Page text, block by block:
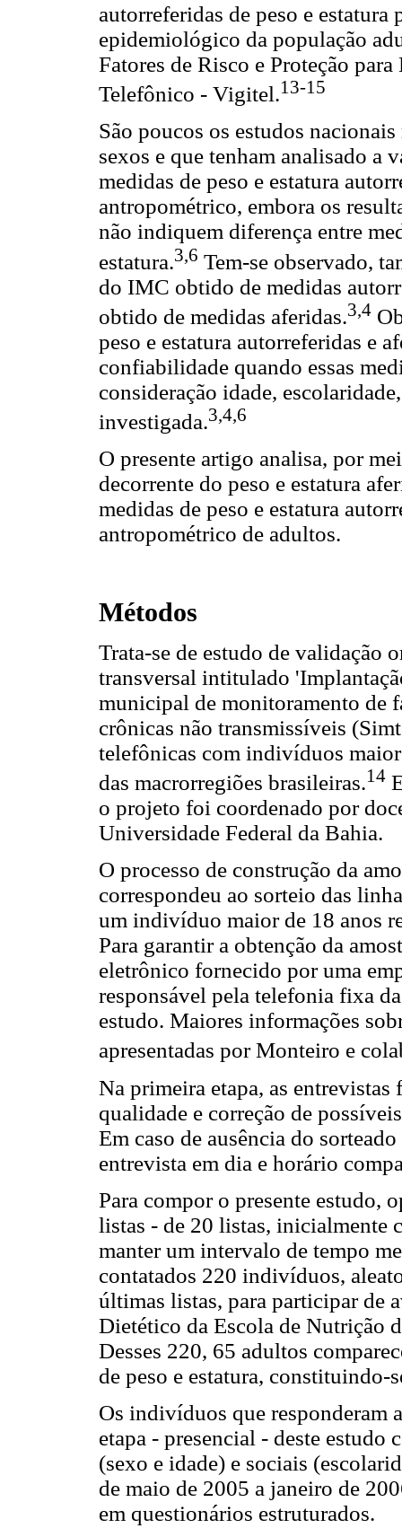
autorreferidas de peso e
epidemiológico da população
Fatores de Risco e Proteção
Telefônico - Vigitel.13-15
São poucos os estudos
sexos e que tenham analisado
medidas de peso e estatura
antropométrico, embora os
não indiquem diferença entre
estatura.3,6 Tem-se observado,
do IMC obtido de medidas
obtido de medidas aferidas.3,4
peso e estatura autorreferidas e
confiabilidade quando essas
consideração idade,
investigada.3,4,6
O presente artigo analisa, por
decorrente do peso e estatura
medidas de peso e estatura
antropométrico de adultos.
Métodos
Trata-se de estudo de validação
transversal intitulado
municipal de monitoramento de
crônicas não transmissíveis
telefônicas com indivíduos
das macrorregiões brasileiras.14
o projeto foi coordenado por
Universidade Federal da Bahia.
O processo de construção da
correspondeu ao sorteio das
um indivíduo maior de 18 anos
Para garantir a obtenção da
eletrônico fornecido por uma
responsável pela telefonia fixa
estudo. Maiores informações
apresentadas por Monteiro e
Na primeira etapa, as
qualidade e correção de
Em caso de ausência do
entrevista em dia e horário
Para compor o presente estudo,
listas - de 20 listas, inicialmente
manter um intervalo de tempo
contatados 220 indivíduos,
últimas listas, para participar de
Dietético da Escola de Nutrição
Desses 220, 65 adultos
de peso e estatura, constituindo-
Os indivíduos que responderam
etapa - presencial - deste estudo
(sexo e idade) e sociais
de maio de 2005 a janeiro de
em questionários estruturados.